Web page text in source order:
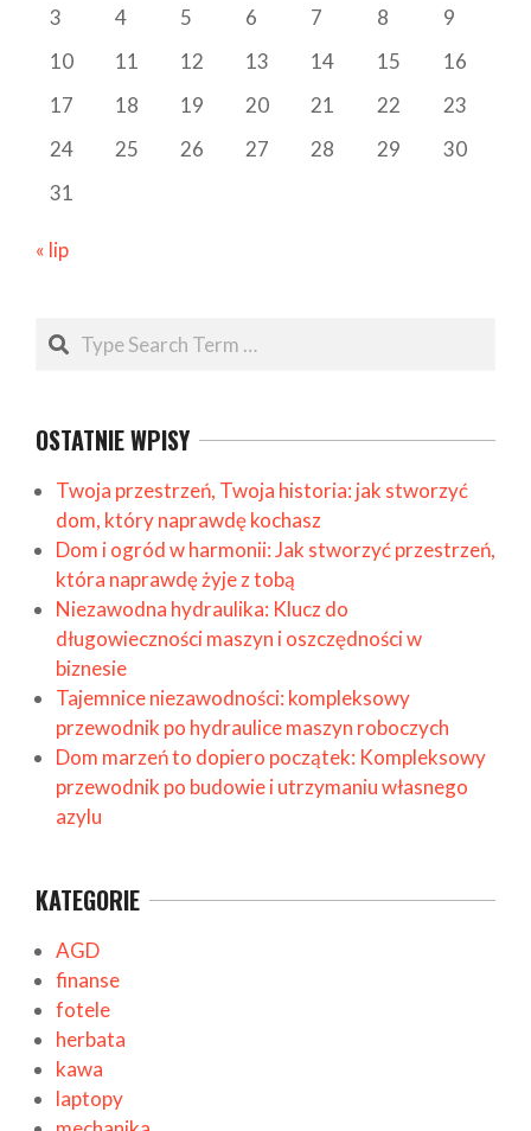
3
4 5 6 7 8
9
10
11 12 13 14 15
16
17
18 19 20 21 22
23
24
25 26 27 28 29
30
31
« lip
Search
OSTATNIE WPISY
Twoja przestrzeń, Twoja historia: jak stworzyć
dom, który naprawdę kochasz
Dom i ogród w harmonii: Jak stworzyć przestrzeń,
która naprawdę żyje z tobą
Niezawodna hydraulika: Klucz do
długowieczności maszyn i oszczędności w
biznesie
Tajemnice niezawodności: kompleksowy
przewodnik po hydraulice maszyn roboczych
Dom marzeń to dopiero początek: Kompleksowy
przewodnik po budowie i utrzymaniu własnego
azylu
KATEGORIE
AGD
finanse
fotele
herbata
kawa
laptopy